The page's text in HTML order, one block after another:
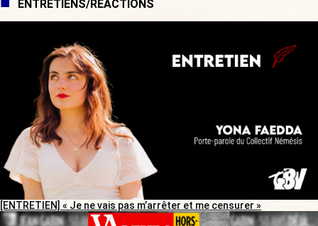
ENTRETIENS/RÉACTIONS
[ENTRETIEN] « Je ne vais pas m’arrêter et me censurer »